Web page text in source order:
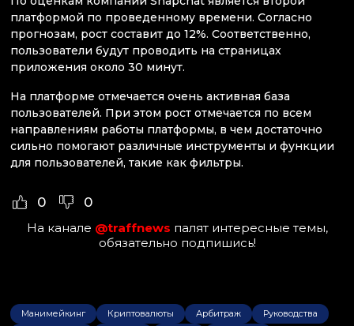
платформой по проведенному времени. Согласно
прогнозам, рост составит до 12%. Соответственно,
пользователи будут проводить на страницах
приложения около 30 минут.
На платформе отмечается очень активная база
пользователей. При этом рост отмечается по всем
направлениям работы платформы, в чем достаточно
сильно помогают различные инструменты и функции
для пользователей, такие как фильтры.
0 0
На канале @traffnews палят интересные темы,
обязательно подпишись!
Манимейкинг Криптовалюты Арбитраж
Руководства